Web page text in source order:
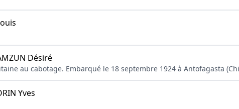
Désiré
au cabotage. Embarqué le 18 septembre 1924 à Antofagasta
Yves